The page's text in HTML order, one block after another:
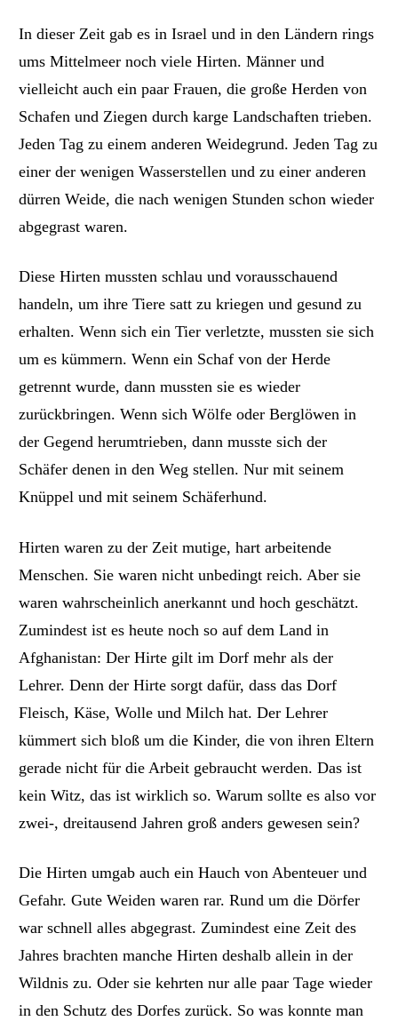
In dieser Zeit gab es in Israel und in den Ländern rings
ums Mittelmeer noch viele Hirten. Männer und
vielleicht auch ein paar Frauen, die große Herden von
Schafen und Ziegen durch karge Landschaften trieben.
Jeden Tag zu einem anderen Weidegrund. Jeden Tag zu
einer der wenigen Wasserstellen und zu einer anderen
dürren Weide, die nach wenigen Stunden schon wieder
abgegrast waren.
Diese Hirten mussten schlau und vorausschauend
handeln, um ihre Tiere satt zu kriegen und gesund zu
erhalten. Wenn sich ein Tier verletzte, mussten sie sich
um es kümmern. Wenn ein Schaf von der Herde
getrennt wurde, dann mussten sie es wieder
zurückbringen. Wenn sich Wölfe oder Berglöwen in
der Gegend herumtrieben, dann musste sich der
Schäfer denen in den Weg stellen. Nur mit seinem
Knüppel und mit seinem Schäferhund.
Hirten waren zu der Zeit mutige, hart arbeitende
Menschen. Sie waren nicht unbedingt reich. Aber sie
waren wahrscheinlich anerkannt und hoch geschätzt.
Zumindest ist es heute noch so auf dem Land in
Afghanistan: Der Hirte gilt im Dorf mehr als der
Lehrer. Denn der Hirte sorgt dafür, dass das Dorf
Fleisch, Käse, Wolle und Milch hat. Der Lehrer
kümmert sich bloß um die Kinder, die von ihren Eltern
gerade nicht für die Arbeit gebraucht werden. Das ist
kein Witz, das ist wirklich so. Warum sollte es also vor
zwei-, dreitausend Jahren groß anders gewesen sein?
Die Hirten umgab auch ein Hauch von Abenteuer und
Gefahr. Gute Weiden waren rar. Rund um die Dörfer
war schnell alles abgegrast. Zumindest eine Zeit des
Jahres brachten manche Hirten deshalb allein in der
Wildnis zu. Oder sie kehrten nur alle paar Tage wieder
in den Schutz des Dorfes zurück. So was konnte man